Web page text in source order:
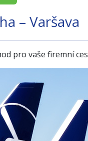
– Varšava
pro vaše firemní